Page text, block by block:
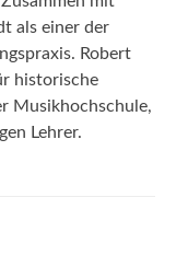
als einer der
Robert
historische
Musikhochschule,
Lehrer.